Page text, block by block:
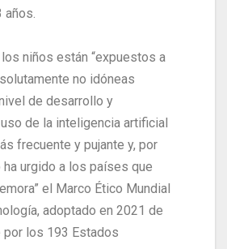
años.
niños están “expuestos a
no idóneas
de desarrollo y
uso de la inteligencia artificial
frecuente y pujante y, por
ha urgido a los países que
el Marco Ético Mundial
adoptado en 2021 de
por los 193 Estados